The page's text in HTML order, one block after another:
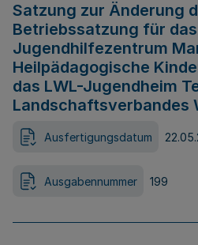
Satzung zur Änderung
Betriebssatzung für
Jugendhilfezentrum
Heilpädagogische
das LWL-Jugendheim
Landschaftsverbandes
Ausfertigungsdatum
Ausgabennummer 199